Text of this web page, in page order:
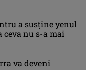
a susține yenul
ceva nu s-a mai
va deveni